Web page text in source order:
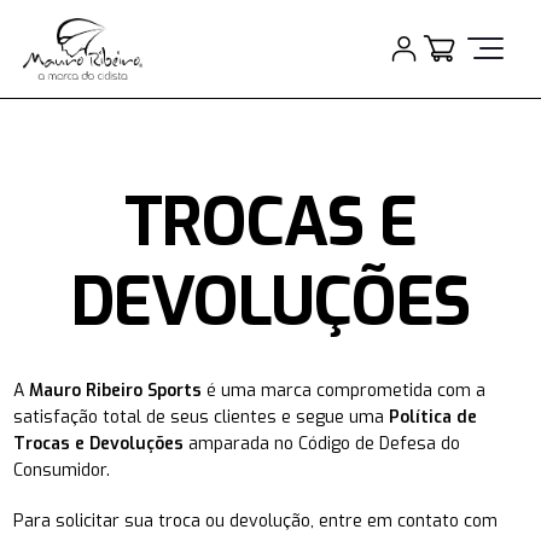
TROCAS E
DEVOLUÇÕES
A Mauro Ribeiro Sports é uma marca comprometida com a
satisfação total de seus clientes e segue uma Política de
Trocas e Devoluções amparada no Código de Defesa do
Consumidor.
Para solicitar sua troca ou devolução, entre em contato com